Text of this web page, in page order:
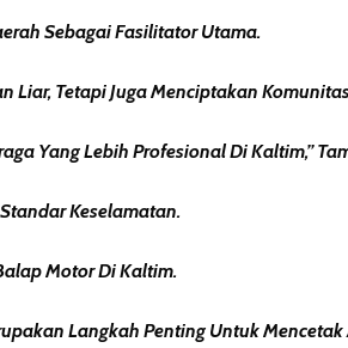
Sebagai Fasilitator Utama.
Tetapi Juga Menciptakan
Yang Lebih Profesional Di Kaltim,”
Keselamatan.
Motor Di Kaltim.
Langkah Penting Untuk